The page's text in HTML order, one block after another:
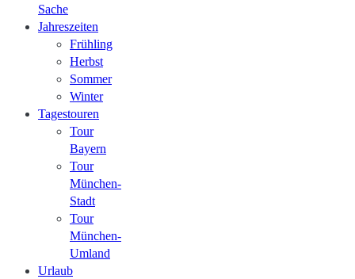
Sache
Jahreszeiten
Frühling
Herbst
Sommer
Winter
Tagestouren
Tour
Bayern
Tour
München-
Stadt
Tour
München-
Umland
Urlaub